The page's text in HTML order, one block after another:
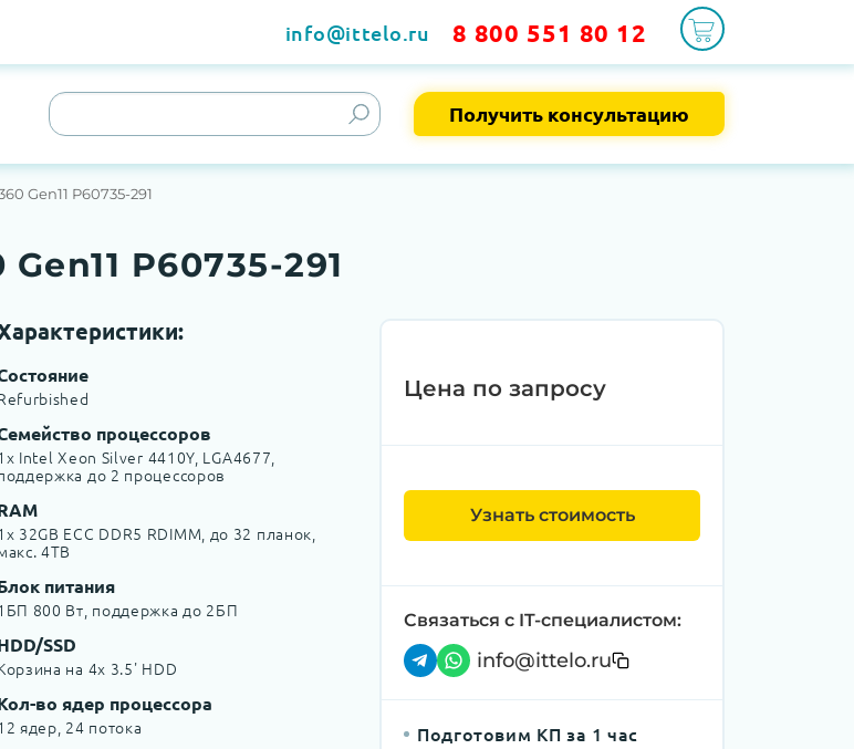
info@ittelo.ru 8 800 551 80 12
Получить консультацию
Gen11 P60735-291
P60735-291
процессоров
Intel Xeon Silver 4410Y, LGA4677,
до 2 процессоров
32GB ECC DDR5 RDIMM, до 32 планок,
4TB
питания
800 Вт, поддержка до 2БП
SSD
на 4х 3.5' HDD
во ядер процессора
ядер, 24 потока
Цена по запросу
Узнать стоимость
Связаться с IT-специалистом:
info@ittelo.ru
Подготовим КП за 1 час